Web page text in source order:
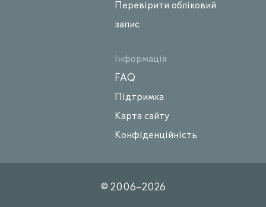
Перевірити обліковий
запис
Інформація
FAQ
Підтримка
Карта сайту
Конфіденційність
© 2006–2026